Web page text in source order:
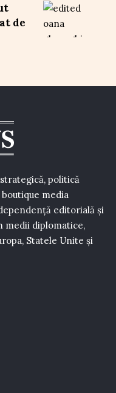
de
politică
media
editorială și
medii diplomatice,
Statele Unite și